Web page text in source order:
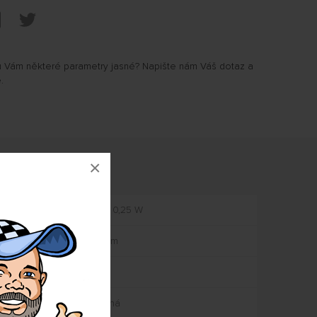
×
některé parametry jasné? Napište nám Váš dotaz a
1,5 kΩ, 0,25 W
200 mm
Červená